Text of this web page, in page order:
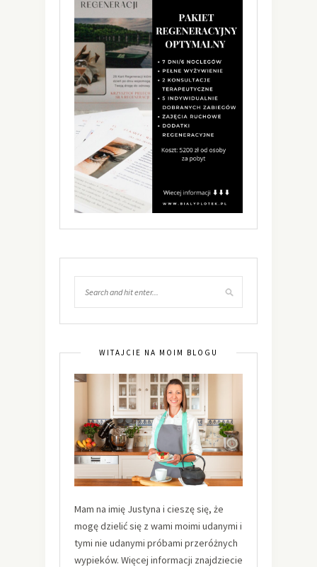
WITAJCIE NA MOIM BLOGU
Mam na imię Justyna i cieszę się, że
mogę dzielić się z wami moimi udanymi i
tymi nie udanymi próbami przeróżnych
wypieków. Więcej informacji znajdziecie